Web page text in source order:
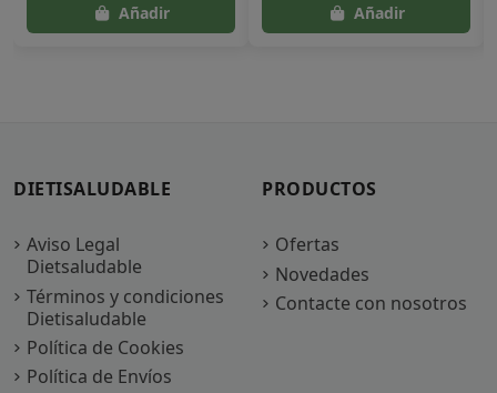
DIETISALUDABLE
Aviso Legal
Dietsaludable
Términos y condiciones
Dietisaludable
Política de Cookies
Política de Envíos
PRODUCTOS
Ofertas
Novedades
Contacte con nosotros